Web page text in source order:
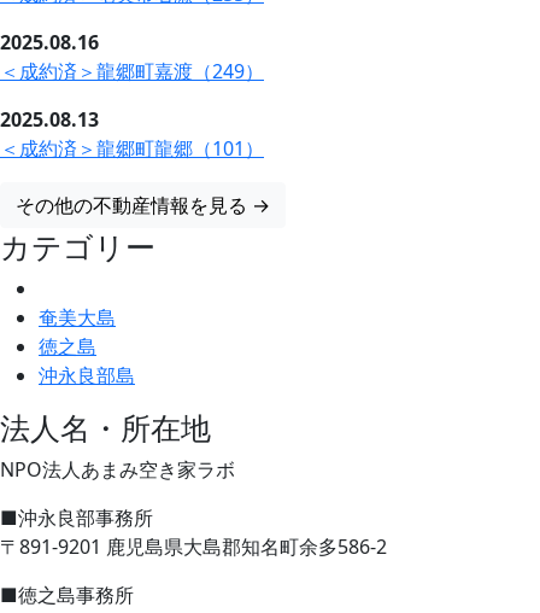
2025.08.16
＜成約済＞龍郷町嘉渡（249）
2025.08.13
＜成約済＞龍郷町龍郷（101）
その他の不動産情報を見る →
カテゴリー
奄美大島
徳之島
沖永良部島
法人名・所在地
NPO法人あまみ空き家ラボ
■沖永良部事務所
〒891-9201 鹿児島県大島郡知名町余多586-2
■徳之島事務所